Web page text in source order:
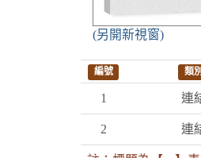
(另開新視窗)
編號 類別
1 連
2 連